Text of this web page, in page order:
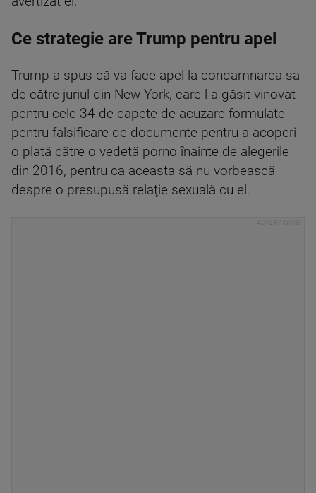
Ce strategie are Trump pentru apel
Trump a spus că va face apel la condamnarea sa
de către juriul din New York, care l-a găsit vinovat
pentru cele 34 de capete de acuzare formulate
pentru falsificare de documente pentru a acoperi
o plată către o vedetă porno înainte de alegerile
din 2016, pentru ca aceasta să nu vorbească
despre o presupusă relaţie sexuală cu el.